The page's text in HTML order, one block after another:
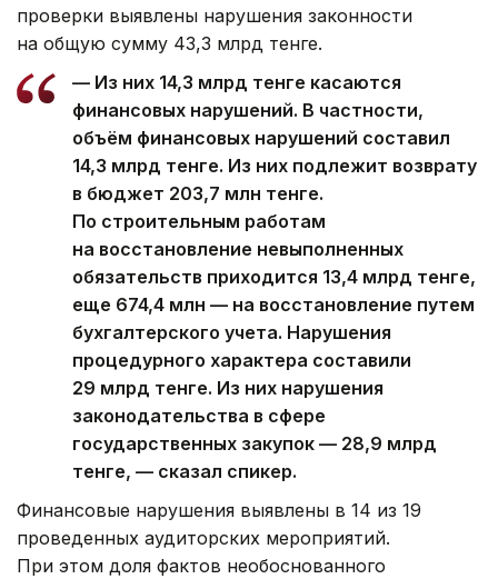
проверки выявлены нарушения законности
на общую сумму 43,3 млрд тенге.
— Из них 14,3 млрд тенге касаются
финансовых нарушений. В частности,
объём финансовых нарушений составил
14,3 млрд тенге. Из них подлежит возврату
в бюджет 203,7 млн тенге.
По строительным работам
на восстановление невыполненных
обязательств приходится 13,4 млрд тенге,
еще 674,4 млн — на восстановление путем
бухгалтерского учета. Нарушения
процедурного характера составили
29 млрд тенге. Из них нарушения
законодательства в сфере
государственных закупок — 28,9 млрд
тенге, — сказал спикер.
Финансовые нарушения выявлены в 14 из 19
проведенных аудиторских мероприятий.
При этом доля фактов необоснованного